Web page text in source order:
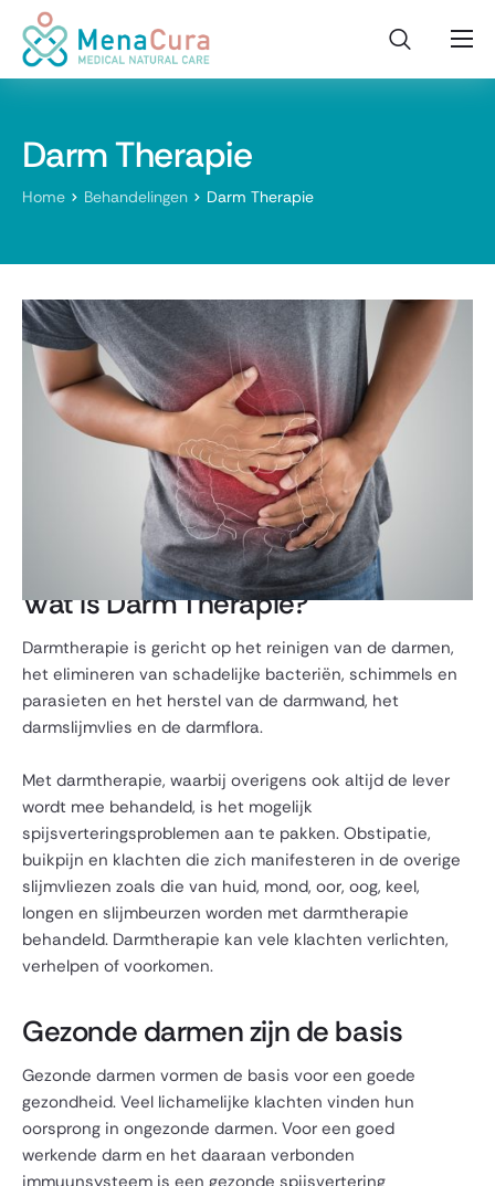
Home
Onderzoeken
Kinderwens
Contact
Darm Therapie
Home Behandelingen Darm Therapie
Wat is Darm Therapie?
Darmtherapie is gericht op het reinigen van de darmen,
het elimineren van schadelijke bacteriën, schimmels en
parasieten en het herstel van de darmwand, het
darmslijmvlies en de darmflora.
Met darmtherapie, waarbij overigens ook altijd de lever
wordt mee behandeld, is het mogelijk
spijsverteringsproblemen aan te pakken. Obstipatie,
buikpijn en klachten die zich manifesteren in de overige
slijmvliezen zoals die van huid, mond, oor, oog, keel,
longen en slijmbeurzen worden met darmtherapie
behandeld. Darmtherapie kan vele klachten verlichten,
verhelpen of voorkomen.
Gezonde darmen zijn de basis
Gezonde darmen vormen de basis voor een goede
gezondheid. Veel lichamelijke klachten vinden hun
oorsprong in ongezonde darmen. Voor een goed
werkende darm en het daaraan verbonden
immuunsysteem is een gezonde spijsvertering